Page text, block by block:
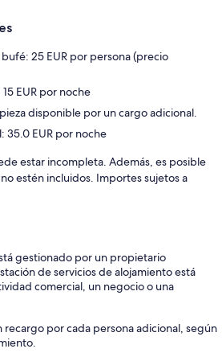
25 EUR por persona (precio
EUR por noche
disponible por un cargo adicional.
35.0 EUR por noche
estar incompleta. Además, es posible
estén incluidos. Importes sujetos a
gestionado por un propietario
de servicios de alojamiento está
comercial, un negocio o una
recargo por cada persona adicional, según